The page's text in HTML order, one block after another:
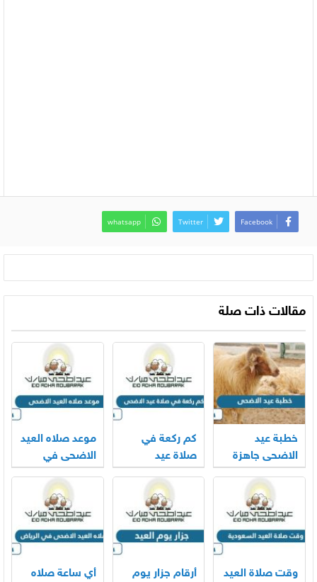
Facebook
Twitter
whatsapp
مقالات ذات صلة
خطبة عيد
الاضحى جاهزة
2026
كم ركعة في
صلاة عيد
الاضحى
موعد صلاه العيد
الاضحى في
السعودية 2025
لجميع المناطق
وقت صلاة العيد
أرقام جزار يوم
أي ساعة صلاه